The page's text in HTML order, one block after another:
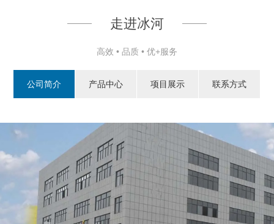
走进冰河
高效 • 品质 • 优+服务
公司简介 产品中心 项目展示 联系方式